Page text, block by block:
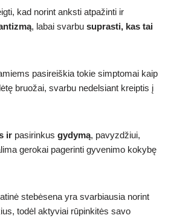
kad norint anksti atpažinti ir
, labai svarbu suprasti, kas tai
pasireiškia tokie simptomai kaip
bruožai, svarbu nedelsiant kreiptis į
ir pasirinkus gydymą, pavyzdžiui,
gerokai pagerinti gyvenimo kokybę
stebėsena yra svarbiausia norint
todėl aktyviai rūpinkitės savo